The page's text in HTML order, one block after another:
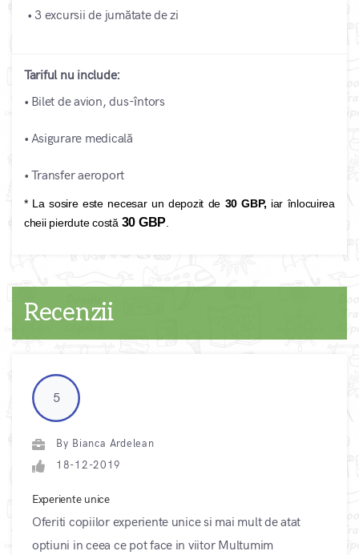
• 3 excursii de jumătate de zi
Tariful nu include:
• Bilet de avion, dus-întors
• Asigurare medicală
•Transfer aeroport
* La sosire este necesar un depozit de 30 GBP, iar înlocuirea
cheii pierdute costă 30 GBP
Recenzii
5
By Bianca Ardelean
18-12-2019
Experiente unice
Oferiti copiilor experiente unice si mai mult de atat
optiuni in ceea ce pot face in viitor Multumim